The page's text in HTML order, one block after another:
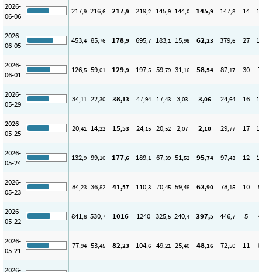
2026-
06-06
217,9 216,6 217,9 219,2 145,9 144,0 145,9 147,8 14
2026-
06-05
453,4 85,76 178,9 695,7 183,1 15,98 62,23 379,6 27
2026-
06-01
126,5 59,01 129,9 197,5 59,79 31,16 58,54 87,17 30 7
2026-
05-29
34,11 22,30 38,13 47,94 17,43 3,03 3,06 24,64 16
2026-
05-25
20,41 14,22 15,53 24,15 20,52 2,07 2,10 29,77 17
2026-
05-24
132,9 99,10 177,6 189,1 67,39 51,52 95,74 97,43 12
2026-
05-23
84,23 36,82 41,57 110,3 70,45 59,48 63,90 78,15 10 9
2026-
05-22
841,8 530,7 1016 1240 325,5 240,4 397,5 446,7 5 4
2026-
05-21
77,94 53,45 82,23 104,6 49,21 25,40 48,16 72,50 11 8
2026-